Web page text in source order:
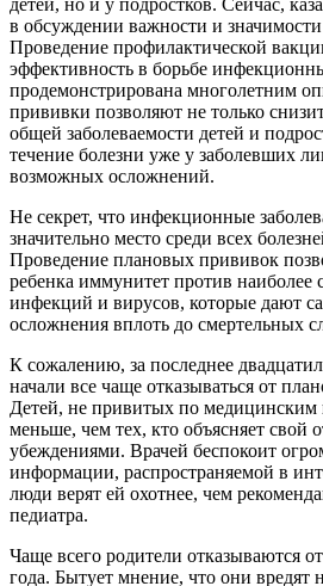
детей, но и у подростков. Сейчас,
в обсуждении важности и
Проведение профилактической
эффективность в борьбе
продемонстрирована многолетним
прививки позволяют не только
общей заболеваемости детей и
течение болезни уже у заболевших
возможных осложнений.
Не секрет, что инфекционные
значительно место среди всех
Проведение плановых прививок
ребенка иммунитет против наиболее
инфекций и вирусов, которые дают
осложнения вплоть до смертельных
К сожалению, за последнее
начали все чаще отказываться от
Детей, не привитых по медицинским
меньше, чем тех, кто объясняет свой
убеждениями. Врачей беспокоит
информации, распространяемой в
люди верят ей охотнее, чем
педиатра.
Чаще всего родители отказываются
года. Бытует мнение, что они вредят